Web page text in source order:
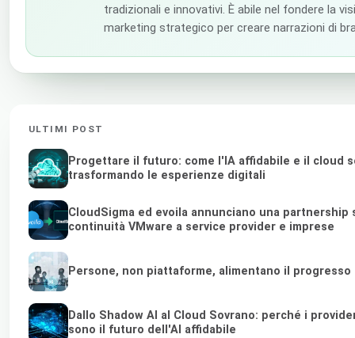
tradizionali e innovativi. È abile nel fondere la
marketing strategico per creare narrazioni di
ULTIMI POST
Progettare il futuro: come l'IA affidabile e il cloud
trasformando le esperienze digitali
CloudSigma ed evoila annunciano una
continuità VMware a service provider e imprese
Persone, non piattaforme, alimentano il progresso
Dallo Shadow AI al Cloud Sovrano: perché i
sono il futuro dell'AI affidabile